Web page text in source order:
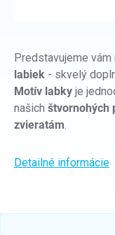
Predstavujeme vám
labiek - skvelý
Motív labky je
našich štvornohých
zvieratám.
Detailné informácie